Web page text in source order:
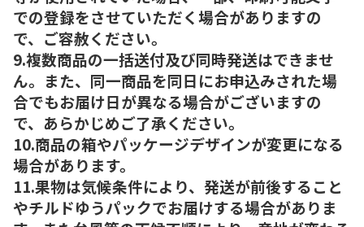
での登録をさせていただく場合がありますの
で、ご容赦ください。
9.複数商品の一括送付及び同時発送はできませ
ん。また、同一商品を同日にお申込みされた場
合でもお届け日が異なる場合がございますの
で、あらかじめご了承ください。
10.商品の箱やパッケージデザインが変更になる
場合があります。
11.果物は気候条件により、発送が前後すること
やチルドゆうパックでお届けする場合がありま